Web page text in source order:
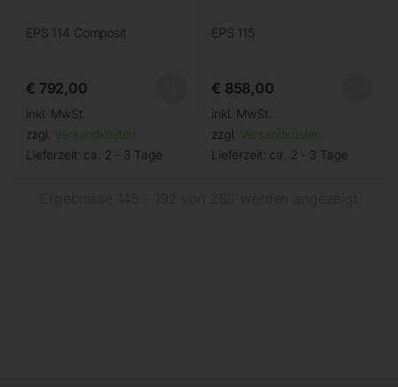
EPS 114 Composit
€ 792,00
inkl. MwSt.
zzgl. Versandkosten
Lieferzeit: ca. 2 - 3 Tage
EPS 115
€ 858,00
inkl. MwSt.
zzgl. Versandkosten
Lieferzeit: ca. 2 - 3 Tage